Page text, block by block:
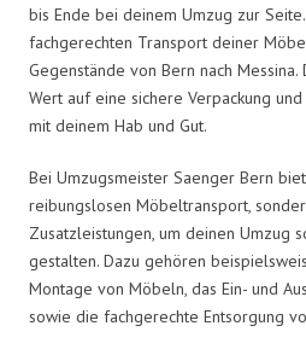
bis Ende bei deinem Umzug zur
fachgerechten Transport deiner
Gegenstände von Bern nach
Wert auf eine sichere Verpackung
mit deinem Hab und Gut.
Bei Umzugsmeister Saenger Bern
reibungslosen Möbeltransport,
Zusatzleistungen, um deinen Umzug
gestalten. Dazu gehören
Montage von Möbeln, das Ein- und
sowie die fachgerechte Entsorgung